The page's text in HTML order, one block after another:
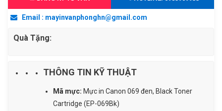
đen,
Black
Toner
069Bk)
Email : mayinvanphonghn@gmail.com
Quà Tặng:
THÔNG TIN KỸ THUẬT
Mã mực: Mực in Canon 069 đen, Black Toner
Cartridge (EP-069Bk)